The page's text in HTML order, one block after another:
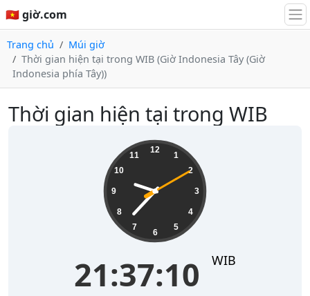
🇻🇳 giờ.com
Trang chủ
Múi giờ
Thời gian hiện tại trong WIB (Giờ Indonesia Tây (Giờ
Indonesia phía Tây))
Thời gian hiện tại trong WIB
12
1
2
3
4
5
6
7
8
9
10
11
21:37:11 WIB